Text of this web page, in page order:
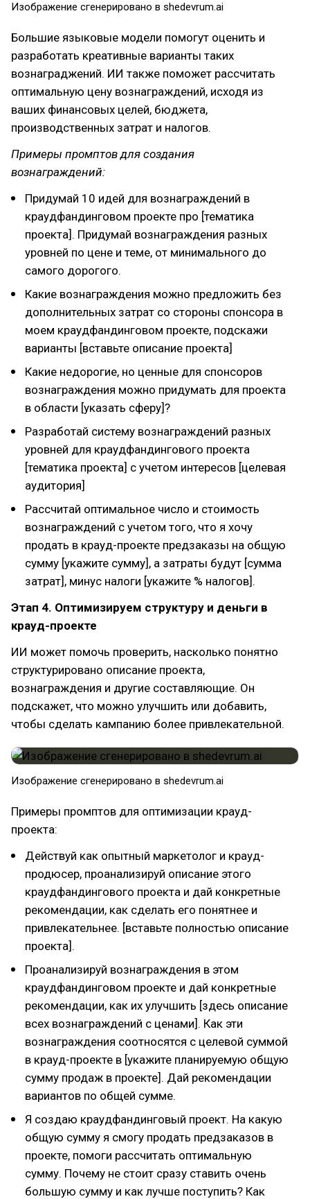
Изображение сгенерировано в shedevrum.ai
Большие языковые модели помогут оценить и
разработать креативные варианты таких
вознаграджений. ИИ также поможет рассчитать
оптимальную цену вознаграждений, исходя из
ваших финансовых целей, бюджета,
производственных затрат и налогов.
Примеры промптов для создания
вознаграждений:
Придумай 10 идей для вознаграждений в
краудфандинговом проекте про [тематика
проекта]. Придумай вознаграждения разных
уровней по цене и теме, от минимального до
самого дорогого.
Какие вознаграждения можно предложить без
дополнительных затрат со стороны спонсора в
моем краудфандинговом проекте, подскажи
варианты [вставьте описание проекта]
Какие недорогие, но ценные для спонсоров
вознаграждения можно придумать для проекта
в области [указать сферу]?
Разработай систему вознаграждений разных
уровней для краудфандингового проекта
[тематика проекта] с учетом интересов [целевая
аудитория]
Рассчитай оптимальное число и стоимость
вознаграждений с учетом того, что я хочу
продать в крауд-проекте предзаказы на общую
сумму [укажите сумму], а затраты будут [сумма
затрат], минус налоги [укажите % налогов].
Этап 4. Оптимизируем структуру и деньги в
крауд-проекте
ИИ может помочь проверить, насколько понятно
структурировано описание проекта,
вознаграждения и другие составляющие. Он
подскажет, что можно улучшить или добавить,
чтобы сделать кампанию более привлекательной.
Изображение сгенерировано в shedevrum.ai
Примеры промптов для оптимизации крауд-
проекта:
Действуй как опытный маркетолог и крауд-
продюсер, проанализируй описание этого
краудфандингового проекта и дай конкретные
рекомендации, как сделать его понятнее и
привлекательнее. [вставьте полностью описание
проекта].
Проанализируй вознаграждения в этом
краудфандинговом проекте и дай конкретные
рекомендации, как их улучшить [здесь описание
всех вознаграждений с ценами]. Как эти
вознаграждения соотносятся с целевой суммой
в крауд-проекте в [укажите планируемую общую
сумму продаж в проекте]. Дай рекомендации
вариантов по общей сумме.
Я создаю краудфандинговый проект. На какую
общую сумму я смогу продать предзаказов в
проекте, помоги рассчитать оптимальную
сумму. Почему не стоит сразу ставить очень
большую сумму и как лучше поступить? Как